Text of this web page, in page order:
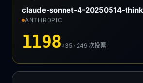
claude-sonnet-4-20250514-
ANTHROPIC
1198±35 · 249次投票